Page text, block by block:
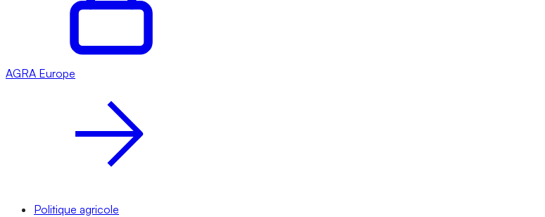
AGRA Europe
Politique agricole